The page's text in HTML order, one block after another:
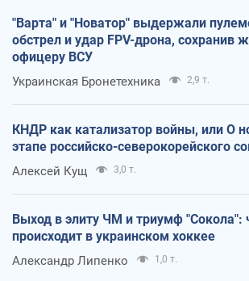
"Варта" и "Новатор" выдержали
обстрел и удар FPV-дрона, сохранив
офицеру ВСУ
Украинская Бронетехника 2,9 т.
КНДР как катализатор войны, или О
этапе российско-северокорейского
Алексей Кущ 3,0 т.
Выход в элиту ЧМ и триумф "Сокола":
происходит в украинском хоккее
Александр Липенко 1,0 т.